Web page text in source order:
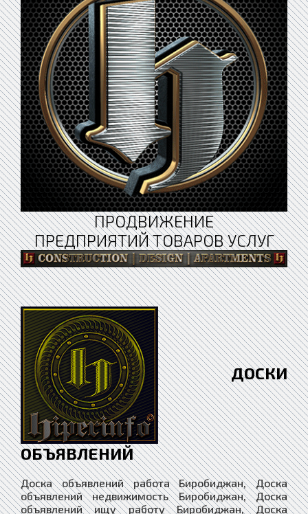
ПРОДВИЖЕНИЕ
ПРЕДПРИЯТИЙ ТОВАРОВ УСЛУГ
ДОСКИ
ОБЪЯВЛЕНИЙ
Доска объявлений работа Биробиджан, Доска объявлений недвижимость Биробиджан, Доска объявлений ищу работу Биробиджан, Доска объявлений поиска работы Биробиджан, Доска объявлений предоставлю работу Биробиджан, Доска объявлений вакансии Биробиджан, Доска объявлений работа за рубежом Биробиджан, Доска объявлений работа дистанционная Биробиджан, Доска объявлений работа на дому Биробиджан, Доска объявлений подработка Биробиджан, Доска объявлений работа для инвалида Биробиджан, Доска объявлений агентства недвижимости Биробиджан, Доска объявлений Покупка Недвижимости Биробиджан, Доска объявлений Продажа Недвижимости Биробиджан, Доска объявлений Купить Недвижимость Биробиджан, Доска объявлений Продать Недвижимость Биробиджан, Доска объявлений Аренда Недвижимости Биробиджан, Доска объявлений Снять Недвижимость Биробиджан, Доска объявлений Сдать Недвижимость Биробиджан, Доска объявлений Покупка Квартира Биробиджан, Доска объявлений Продажа Квартира Биробиджан, Доска объявлений Купить Квартиру Биробиджан, Доска объявлений Продать Квартиру Биробиджан, Доска объявлений Аренда Квартир Биробиджан, Доска объявлений Снять Квартиру Биробиджан, Доска объявлений Сдать Квартиру Биробиджан, Доска объявлений Покупка Дома Биробиджан, Доска объявлений Продажа Дома Биробиджан, Доска объявлений Купить Дом Биробиджан, Доска объявлений Продать Дом Биробиджан, Доска объявлений Аренда Дома Биробиджан, Доска объявлений Снять Дом Биробиджан, Доска объявлений Сдать Дом Биробиджан, Доска объявлений Покупка Комнат Биробиджан, Доска объявлений Продажа Комнат Биробиджан, Доска объявлений Купить Комнату Биробиджан, Доска объявлений Продать Комнату Биробиджан, Доска объявлений Аренда Комнаты Биробиджан, Доска объявлений Снять Комнату Биробиджан, Доска объявлений Сдать Комнату Биробиджан, Доска объявлений загородная недвижимость Биробиджан, Доска объявлений коммерческая недвижимость Биробиджан, Доска объявлений недвижимость за рубежом Биробиджан, Доска объявлений риэлторы Биробиджан, Доска объявлений строительство Биробиджан, Доска объявлений строительство материалы Биробиджан, Доска объявлений строительство оборудование Биробиджан, Доска объявлений столярные изделия Биробиджан, Доска объявлений мебель Биробиджан, Доска объявлений продажа изделий из древесины Биробиджан, Доска объявлений продажа шпона и пиломатериалов Биробиджан, Доска объявлений строительство домов Биробиджан, Доска объявлений стекло изделия Биробиджан, Доска объявлений сантехника купить Биробиджан, Доска объявлений ландшафтный дизайн Биробиджан, Доска объявлений архитектура и дизайн Биробиджан, Доска объявлений предприятия организации Биробиджан, Доска объявлений компании фирмы Биробиджан, Доска объявлений бригады строителей Биробиджан, Доска объявлений демонтаж разборка Биробиджан, Доска объявлений монтаж сборка Биробиджан, Доска объявлений установка соединение Биробиджан, Доска объявлений вывоз мусора Биробиджан, Доска объявлений клининг уборка Биробиджан, Доска объявлений перепланировка помещений Биробиджан, Доска объявлений перепланировка зданий Биробиджан, Доска объявлений перепланировка сооружений Биробиджан, Доска объявлений перепланировка квартиры Биробиджан, Доска объявлений перепланировка дома Биробиджан, Доска объявлений перепланировка участка Биробиджан, Доска объявлений проектные работы Биробиджан, Доска объявлений электромонтаж Биробиджан, Доска объявлений ремонт и отделка Биробиджан, Доска объявлений ремонт и обслуживание Биробиджан, Доска объявлений отделка и дизайн квартир Биробиджан, Доска объявлений дизайн интерьера Биробиджан, Доска объявлений купить сруб дома Биробиджан, Доска объявлений строительство коттеджей Биробиджан, Доска объявлений дом в кредит Биробиджан, Доска объявлений квартира в кредит Биробиджан, Доска объявлений оцилиндрованное бревно Биробиджан, Доска объявлений дом из бревна Биробиджан, Доска объявлений клееный брус Биробиджан, Доска объявлений дом из бруса Биробиджан, Доска объявлений дом из кирпича Биробиджан, Доска объявлений каркасные дома Биробиджан, Доска объявлений бетон и железобетон Биробиджан, Доска объявлений бетон купить Биробиджан, Доска объявлений гипсокартон Биробиджан, Доска объявлений штукатурные работы Биробиджан, Доска объявлений малярные работы Биробиджан, Доска объявлений облицовка Биробиджан, Доска объявлений колодцы скважины Биробиджан, Доска объявлений балкон лоджия Биробиджан, Доска объявлений камины печи барбекю Биробиджан, Доска объявлений ванная туалет под ключ Биробиджан, Доска объявлений кухня отделка ремонт Биробиджан, Доска объявлений окна двери купить Биробиджан, Доска объявлений потолки заказать Биробиджан, Доска объявлений полы ремонт Биробиджан, Доска объявлений стены отделка Биробиджан, Доска объявлений грузчики Биробиджан, Доска объявлений подсобники разнорабочие Биробиджан, Доска объявлений независимый эксперт Биробиджан, Доска объявлений товары Биробиджан, Доска объявлений товары из китая Биробиджан, Доска объявлений товары с доставкой Биробиджан, Доска объявлений услуги Биробиджан, Доска объявлений поиск услуг и специалистов Биробиджан, Доска объявлений оказание услуг Биробиджан, Доска объявлений предложения услуг и сервисов Биробиджан, Доска объявлений услуги купить и доставить Биробиджан, Доска объявлений услуги и предложения Биробиджан, Доска объявлений магазин Биробиджан, Доска объявлений интернет-магазин Биробиджан, Доска объявлений магазин оборудование Биробиджан, Доска объявлений средства связи Биробиджан, Доска объявлений табачные изделия Биробиджан, Доска объявлений одежда и обувь Биробиджан, Доска объявлений текстиль Биробиджан, Доска объявлений галантерея Биробиджан, Доска объявлений текстильная галантерея Биробиджан, Доска объявлений зоотовары Биробиджан, Доска объявлений интернет-зоомагазин Биробиджан, Доска объявлений животные Биробиджан, Доска объявлений растения Биробиджан, Доска объявлений цветы Биробиджан, Доска объявлений семена и саженцы Биробиджан, Доска объявлений канцтовары Биробиджан, Доска объявлений книги и печать Биробиджан, Доска объявлений косметика парфюмерия Биробиджан, Доска объявлений подарки сувениры Биробиджан, Доска объявлений ювелирные изделия часы Биробиджан, Доска объявлений бытовая техника Биробиджан, Доска объявлений электроника Биробиджан, Доска объявлений хозяйственные товары Биробиджан, Доска объявлений товары для детей Биробиджан, Доска объявлений товары услуги для спорта Биробиджан, Доска объявлений для презентаций Биробиджан, Доска объявлений товары для сферы услуг Биробиджан, Доска объявлений сырье и материалы Биробиджан, Доска объявлений топливо гсм масла Биробиджан, Доска объявлений нефть и нефтепродукты Биробиджан, Доска объявлений дрова опилки Биробиджан, Доска объявлений тара и упаковка Биробиджан, Доска объявлений упаковочные материалы Биробиджан, Доска объявлений специализированные товары Биробиджан, Доска объявлений связь и телекоммуникации Биробиджан, Доска объявлений складские услуги Биробиджан, Доска объявлений логистика и склад Биробиджан, Доска объявлений торговля оптовая розничная Биробиджан, Доска объявлений торговля и обмен Биробиджан, Доска объявлений службы доставки Биробиджан, Доска объявлений общественное питание Биробиджан, Доска объявлений бары рестораны кафе Биробиджан, Доска объявлений бытовые услуги Биробиджан, Доска объявлений видео аудио Биробиджан, Доска объявлений мусор и утильсырье Биробиджан, Доска объявлений деловые связи бизнес Биробиджан, Доска объявлений интернет и телевидение Биробиджан, Доска объявлений интернет и сми Биробиджан, Доска объявлений информационная безопасность Биробиджан, Доска объявлений информационные технологии Биробиджан, Доска объявлений услуги разного профиля Биробиджан, Доска объявлений комплексные услуги Биробиджан, Доска объявлений медицинские услуги Биробиджан, Доска объявлений развлекательные услуги Биробиджан, Доска объявлений ремонтные работы услуги Биробиджан, Доска объявлений ритуальные услуги Биробиджан, Доска объявлений питьевая вода продажа Биробиджан, Доска объявлений туристические компании услуги Биробиджан, Доска объявлений образование и наука Биробиджан, Доска объявлений магия Биробиджан, Доска объявлений обслуживание торжеств Биробиджан, Доска объявлений эмиграционные услуги Биробиджан, Доска объявлений бухгалтерский аудит Биробиджан, Доска объявлений безопасность охрана Биробиджан, Доска объявлений веб-дизайн / web design Биробиджан, Доска объявлений гостиничные услуги Биробиджан, Доска объявлений услуги переводчика Биробиджан, Доска объявлений сертификация продукции Биробиджан, Доска объявлений юридические услуги Биробиджан, Доска объявлений услуги юриста Биробиджан, Доска объявлений услуги адвоката Биробиджан, Доска объявлений транспорт Биробиджан, Доска объявлений авто Биробиджан, Доска объявлений спецтехника и грузовики Биробиджан, Доска объявлений ремонт транспорта Биробиджан, Доска объявлений шины диски Биробиджан, Доска объявлений автотюнинг аксессуары Биробиджан, Доска объявлений аэрография Биробиджан, Доска объявлений легковые автомобили Биробиджан, Доска объявлений Продажа бу автомобилей Биробиджан, Доска объявлений автомобиль с пробегом Биробиджан, Доска объявлений дорожно-строительная техника Биробиджан, Доска объявлений автобусы микроавтобусы Биробиджан, Доска объявлений автомасла и автохимия Биробиджан, Доска объявлений автозапчасти и оборудование Биробиджан, Доска объявлений попутный груз по россии Биробиджан, Доска объявлений продать купить авто Биробиджан, Доска объявлений обмен транспорта Биробиджан, Доска объявлений мопеды скутеры купить Биробиджан, Доска объявлений мотоциклы купить Биробиджан, Доска объявлений мотороллеры квадроциклы Биробиджан, Доска объявлений продажа мототехники Биробиджан, Доска объявлений автомотошколы права цены Биробиджан, Доска объявлений автостоянки автопарковки Биробиджан, Доска объявлений автослесарь автомеханик Биробиджан, Доска объявлений авторынки и авто сайты Биробиджан, Доска объявлений автомобилестроение Биробиджан, Доска объявлений внедорожники кроссоверы Биробиджан, Доска объявлений джипы паркетники Биробиджан, Доска объявлений